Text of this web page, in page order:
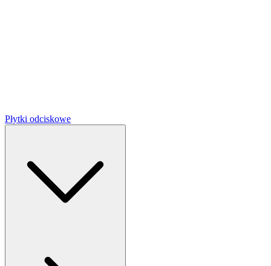
Płytki odciskowe